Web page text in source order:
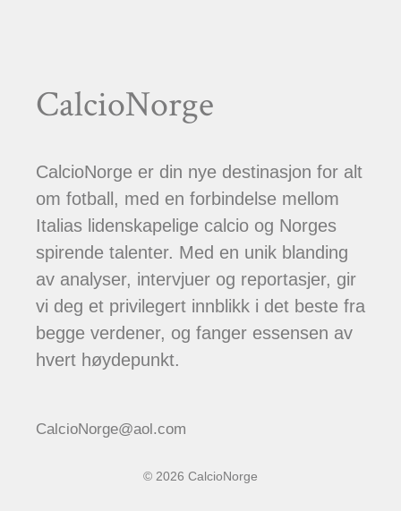
CalcioNorge
CalcioNorge er din nye destinasjon for alt
om fotball, med en forbindelse mellom
Italias lidenskapelige calcio og Norges
spirende talenter. Med en unik blanding
av analyser, intervjuer og reportasjer, gir
vi deg et privilegert innblikk i det beste fra
begge verdener, og fanger essensen av
hvert høydepunkt.
CalcioNorge@aol.com
© 2026 CalcioNorge